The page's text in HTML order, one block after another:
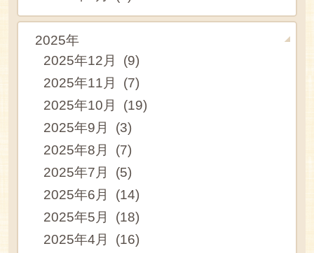
2025年
2025年12月 (9)
2025年11月 (7)
2025年10月 (19)
2025年9月 (3)
2025年8月 (7)
2025年7月 (5)
2025年6月 (14)
2025年5月 (18)
2025年4月 (16)